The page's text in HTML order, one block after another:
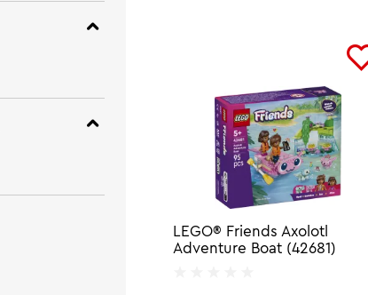
LEGO® Friends Axolotl
Adventure Boat (42681)